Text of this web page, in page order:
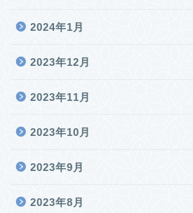
2024年1月
2023年12月
2023年11月
2023年10月
2023年9月
2023年8月